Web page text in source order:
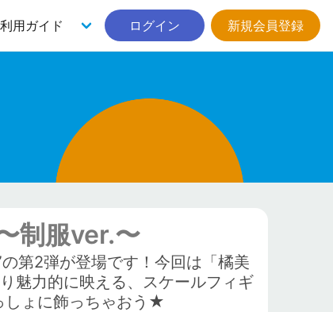
用ガイド ログイン 新規会員登録
制服ver.〜
第2弾が登場です！今回は「橘美
魅力的に映える、スケールフィギ
しょに飾っちゃおう★